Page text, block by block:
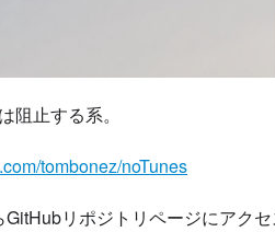
阻止する系。
tombonez/noTunes
リポジトリページにアク